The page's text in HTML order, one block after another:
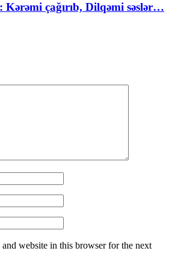
çağırıb, Dilqəmi səslər…
and website in this browser for the next